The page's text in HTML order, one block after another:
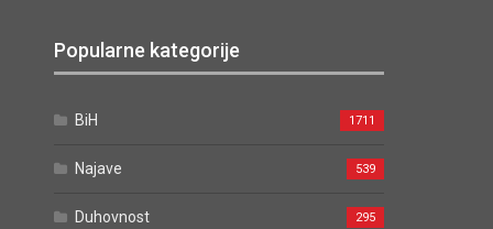
Popularne kategorije
BiH 1711
Najave 539
Duhovnost 295